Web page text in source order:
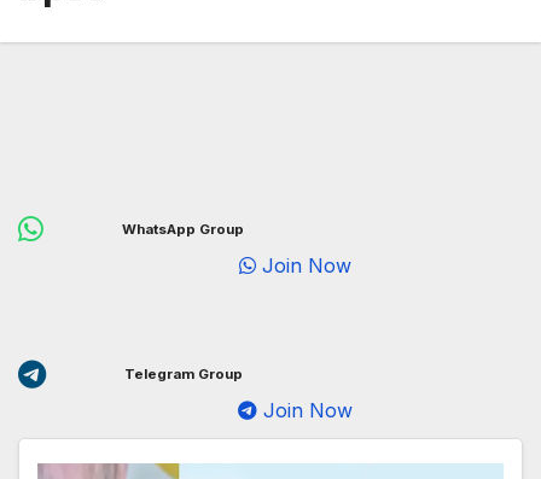
WhatsApp Group
Join Now
Telegram Group
Join Now